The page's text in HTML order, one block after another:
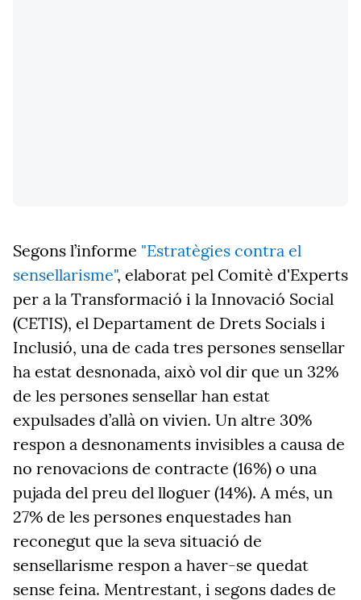
Segons l’informe "Estratègies contra el
sensellarisme", elaborat pel Comitè d'Experts
per a la Transformació i la Innovació Social
(CETIS), el Departament de Drets Socials i
Inclusió, una de cada tres persones sensellar
ha estat desnonada, això vol dir que un 32%
de les persones sensellar han estat
expulsades d’allà on vivien. Un altre 30%
respon a desnonaments invisibles a causa de
no renovacions de contracte (16%) o una
pujada del preu del lloguer (14%). A més, un
27% de les persones enquestades han
reconegut que la seva situació de
sensellarisme respon a haver-se quedat
sense feina. Mentrestant, i segons dades de